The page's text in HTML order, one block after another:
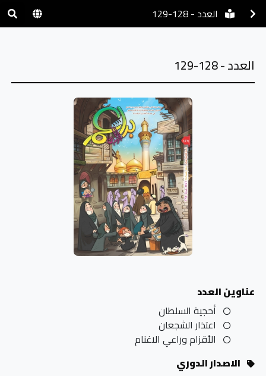
العدد - 128-129
العدد - 128-129
عناوين العدد
أحجية السلطان
اعتذار الشجعان
الأقزام وراعي الاغنام
الاصدار الدوري